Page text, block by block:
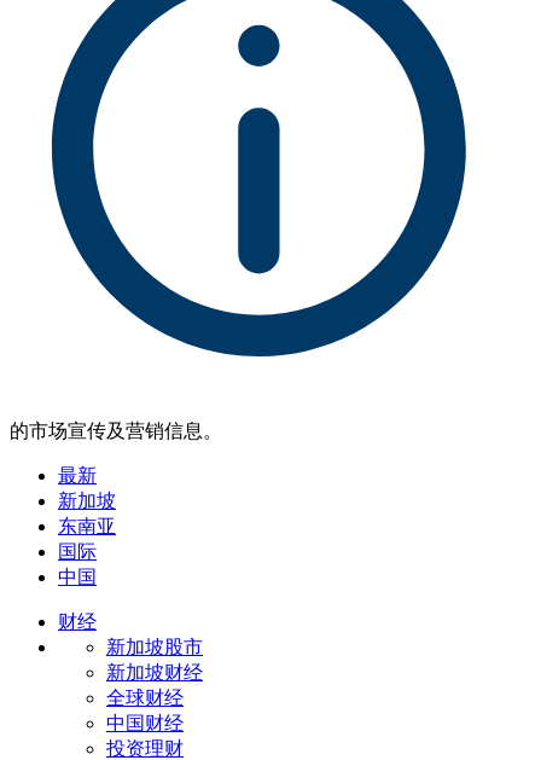
的市场宣传及营销信息。
最新
新加坡
东南亚
国际
中国
财经
新加坡股市
新加坡财经
全球财经
中国财经
投资理财